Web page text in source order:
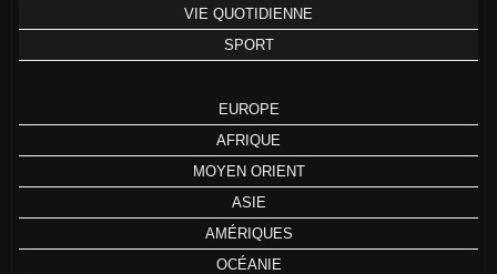
VIE QUOTIDIENNE
SPORT
EUROPE
AFRIQUE
MOYEN ORIENT
ASIE
AMÉRIQUES
OCÉANIE